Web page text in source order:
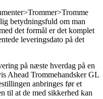
betydningsfuld om man
det formål er det komplet
leveringsdato på det
på næste hverdag på en
Ahead Trommehandsker GL
anbringes før et
til at de med sikkerhed kan